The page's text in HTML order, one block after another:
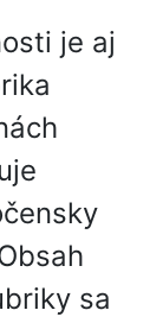
je aj
sa